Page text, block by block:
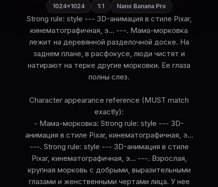
1024×1024 1:1 Nano Banana Pro
Strong rule: style --- 3D-анимация в стиле Pixar,
кинематографичная, э... ---. Мама-морковка
лежит на деревянной разделочной доске. На
заднем плане, в расфокусе, люди чистят и
натирают на терке другие морковки. Ее глаза
полны слез.
Character appearance reference (MUST match
exactly):
- Мама-морковка: Strong rule: style --- 3D-
анимация в стиле Pixar, кинематографичная, э...
---. Strong rule: style --- 3D-анимация в стиле
Pixar, кинематографичная, э... ---. Взрослая,
крупная морковь с добрыми, выразительными
глазами и женственными чертами лица. У нее